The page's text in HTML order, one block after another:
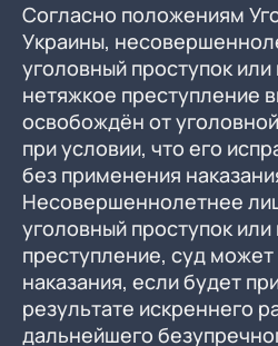
Согласно положениям
Украины,
уголовный проступок
нетяжкое преступление
освобождён от
при условии, что его
без применения
Несовершеннолетнее
уголовный проступок
преступление, суд
наказания, если будет
результате искреннего
дальнейшего